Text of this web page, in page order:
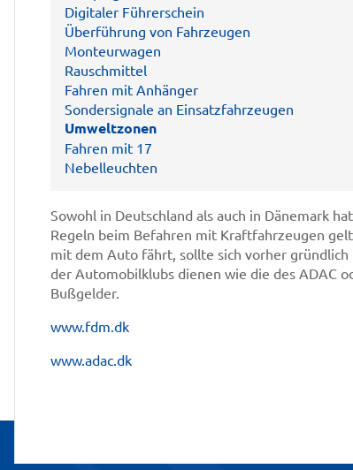
Digitaler Führerschein
Überführung von Fahrzeugen
Monteurwagen
Rauschmittel
Fahren mit Anhänger
Sondersignale an Einsatzfahrzeugen
Umweltzonen
Fahren mit 17
Nebelleuchten
Sowohl in Deutschland als auch in Dänemark
Regeln beim Befahren mit Kraftfahrzeugen
mit dem Auto fährt, sollte sich vorher
der Automobilklubs dienen wie die des ADAC
Bußgelder.
www.fdm.dk
www.adac.dk